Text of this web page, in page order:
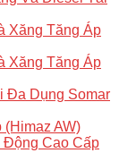
Xăng Tăng Áp
Xăng Tăng Áp
Đa Dụng Somar
AW)
Động Cao Cấp